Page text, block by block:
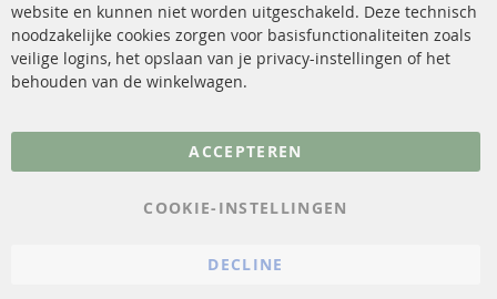
sensoren
FAQ
Contact
Annuleer contract
Gegevensbescherming
website en kunnen niet worden uitgeschakeld. Deze technisch
noodzakelijke cookies zorgen voor basisfunctionaliteiten zoals
veilige logins, het opslaan van je privacy-instellingen of het
behouden van de winkelwagen.
ACCEPTEREN
COOKIE-INSTELLINGEN
DECLINE